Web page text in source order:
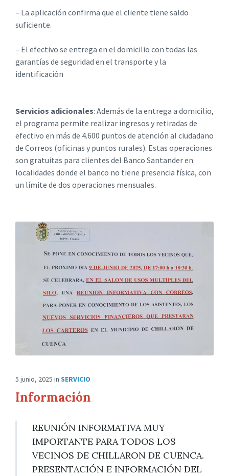
– La aplicación confirma que el cliente tiene saldo
suficiente.
– El efectivo se entrega en el domicilio con todas las
garantías de seguridad en el transporte y la
identificación
Servicios adicionales: Además de la entrega a domicilio,
el programa permite realizar ingresos y retiradas de
efectivo en más de 4.600 puntos de atención al ciudadano
de Correos (oficinas y puntos rurales). Estas operaciones
son gratuitas para clientes del Banco Santander en
localidades donde el banco no tiene presencia física, con
un límite de dos operaciones mensuales.
5 junio, 2025 in SERVICIO
Información
REUNIÓN INFORMATIVA MUY
IMPORTANTE PARA TODOS LOS
VECINOS DE CHILLARON DE CUENCA.
PRESENTACIÓN E INFORMACIÓN DEL